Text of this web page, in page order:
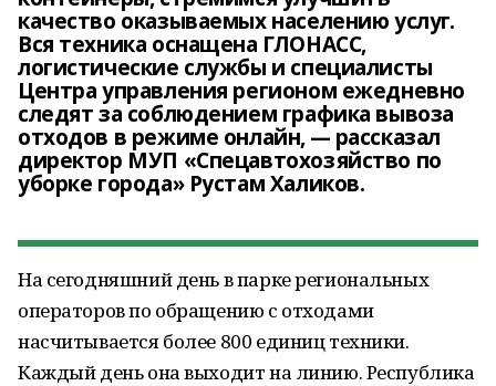
качество оказываемых населению услуг.
Вся техника оснащена ГЛОНАСС,
логистические службы и специалисты
Центра управления регионом ежедневно
следят за соблюдением графика вывоза
отходов в режиме онлайн, — рассказал
директор МУП «Спецавтохозяйство по
уборке города» Рустам Халиков.
На сегодняшний день в парке региональных
операторов по обращению с отходами
насчитывается более 800 единиц техники.
Каждый день она выходит на линию. Республика